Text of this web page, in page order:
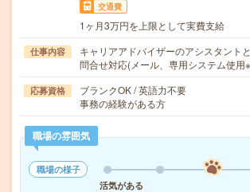
交通費
1ヶ月3万円を上限として実費支給
仕事内容
キャリアアドバイザーのアシスタント
問合せ対応(メール、専用システム使
応募資格
ブランクOK / 英語力不要
事務の経験がある方
職場の雰囲気
職場の様子
活気がある